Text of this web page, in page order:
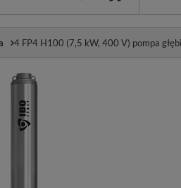
4 FP4 H100 (7,5 kW, 400 V) pompa